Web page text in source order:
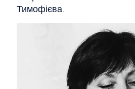
Тимофієва.